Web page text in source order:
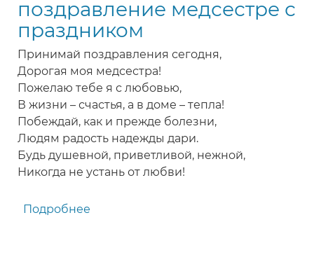
поздравление медсестре с
праздником
Принимай поздравления сегодня,
Дорогая моя медсестра!
Пожелаю тебе я с любовью,
В жизни – счастья, а в доме – тепла!
Побеждай, как и прежде болезни,
Людям радость надежды дари.
Будь душевной, приветливой, нежной,
Никогда не устань от любви!
Подробнее